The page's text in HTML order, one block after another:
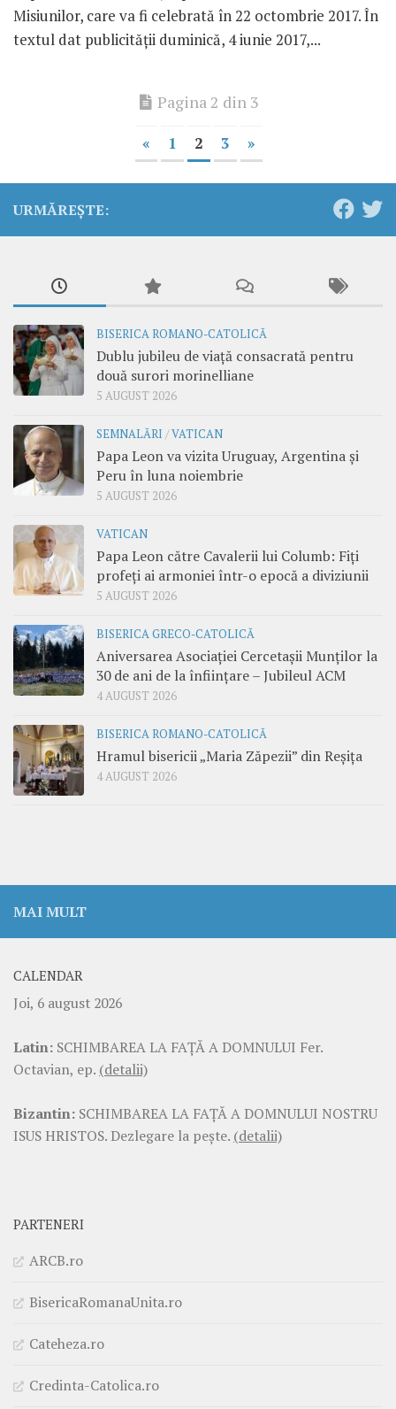
Misiunilor, care va fi celebrată în 22 octombrie 2017. În
textul dat publicității duminică, 4 iunie 2017,...
Pagina 2 din 3
« 1 2 3 »
URMĂREȘTE:
BISERICA ROMANO-CATOLICĂ
Dublu jubileu de viață consacrată pentru
două surori morinelliane
5 AUGUST 2026
SEMNALĂRI /VATICAN
Papa Leon va vizita Uruguay, Argentina și
Peru în luna noiembrie
5 AUGUST 2026
VATICAN
Papa Leon către Cavalerii lui Columb: Fiți
profeți ai armoniei într-o epocă a diviziunii
5 AUGUST 2026
BISERICA GRECO-CATOLICĂ
Aniversarea Asociației Cercetașii Munților la
30 de ani de la înființare – Jubileul ACM
4 AUGUST 2026
BISERICA ROMANO-CATOLICĂ
Hramul bisericii „Maria Zăpezii” din Reșița
4 AUGUST 2026
MAI MULT
CALENDAR
Joi, 6 august 2026
Latin: SCHIMBAREA LA FAŢĂ A DOMNULUI Fer.
Octavian, ep. (detalii)
Bizantin: SCHIMBAREA LA FAŢĂ A DOMNULUI NOSTRU
ISUS HRISTOS. Dezlegare la pește. (detalii)
PARTENERI
ARCB.ro
BisericaRomanaUnita.ro
Cateheza.ro
Credinta-Catolica.ro